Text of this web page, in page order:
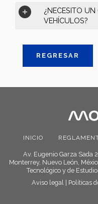
¿NECESITO
VEHÍCULOS?
REGRESAR
INICIO
Av. Eugenio Garza Sada
Monterrey, Nuevo León,
Tecnológico y de
Aviso legal | Políticas